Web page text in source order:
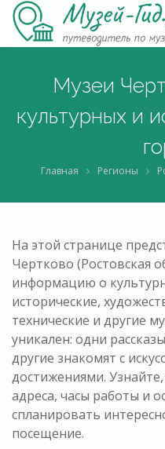
Музеи
культурных и
Главная Регионы
На этой странице
Чертково (Ростовская
информацию о
исторические,
технические и другие
уникален: одни
другие знакомят с
достижениями.
адреса, часы работы и
спланировать
посещение.